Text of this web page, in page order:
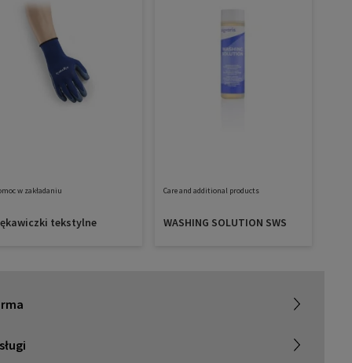
w zakładaniu
tekstylne
Care and additional products
WASHING SOLUTION SWS
z nami
inwestorskie